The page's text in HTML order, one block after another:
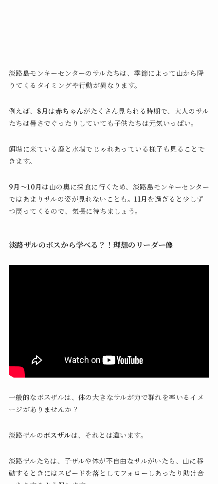
淡路島モンキーセンターのサルたちは、季節によって山から降
りてくるタイミングや行動が異なります。
例えば、 8月 は赤ちゃんがたくさん見られる時期で、大人のサル
たちは暑さでぐったりしていても子供たちは元気いっぱい。
餌場に来ている鹿と水場でじゃれあっている様子も見ることで
きます。
9月～10月 は山の奥に採食に行くため、淡路島モンキーセンター
ではあまりサルの姿が見れないことも。11月 を過ぎると少しず
つ戻ってくるので、気長に待ちましょう。
淡路ザルのボスから学べる？！理想のリーダー像
一般的なボスザルは、体の大きなサルが力で群れを率いるイメ
ージがありませんか？
淡路ザルのボスザルは、それとは違います。
淡路ザルたちは、子ザルや体が不自由なサルがいたら、山に移
動するときにはスピードを落としてフォローしあったり助け合